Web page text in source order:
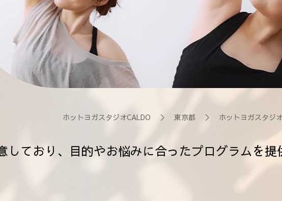
ホットヨガスタジオCALDO ＞ 東京都 ＞ ホットヨガスタジ
ており、目的やお悩みに合ったプログラムを提